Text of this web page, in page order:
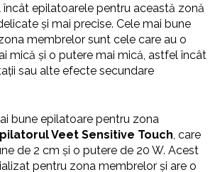
epilatoarele pentru această zonă
și mai precise. Cele mai bune
membrelor sunt cele care au o
mică și o putere mai mică, astfel încât
sau alte efecte secundare
bune epilatoare pentru zona
Veet Sensitive Touch , care
de 2 cm și o putere de 20 W. Acest
pentru zona membrelor și are o